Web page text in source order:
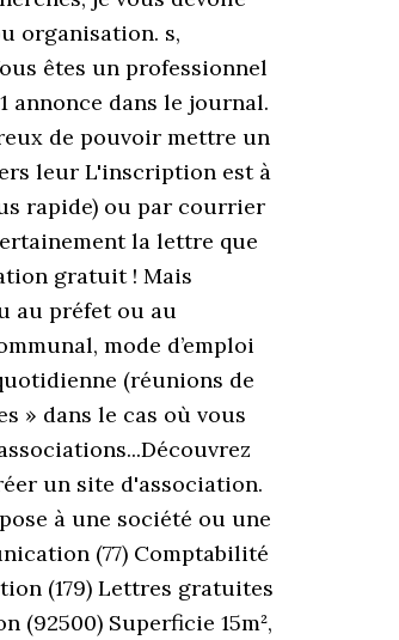
organisation. s,
êtes un professionnel
dans le journal.
de pouvoir mettre un
leur L'inscription est à
rapide) ou par courrier
la lettre que
gratuit ! Mais
au préfet ou au
mode d’emploi
(réunions de
» dans le cas où vous
un site d'association.
à une société ou une
(77) Comptabilité
(179) Lettres gratuites
(92500) Superficie 15m²,